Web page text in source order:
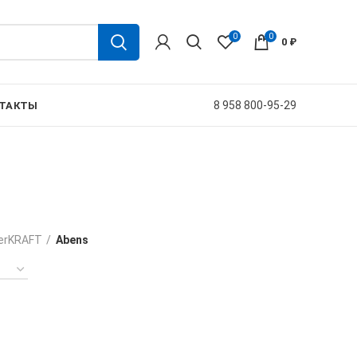
0 0 0 ₽
8 958 800-95-29
Abens